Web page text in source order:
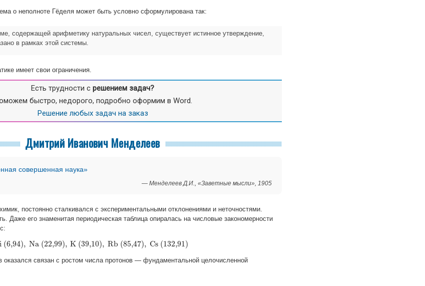
о неполноте Гёделя может быть условно сформулирована так:
содержащей арифметику натуральных чисел, существует истинное утверждение,
в рамках этой системы.
имеет свои ограничения.
Есть трудности с решением задач?
быстро, недорого, подробно оформим в Word.
Решение любых задач на заказ
Дмитрий Иванович Менделеев
совершенная наука»
— Менделеев Д.И., «Заветные мысли», 1905
постоянно сталкивался с экспериментальными отклонениями и неточностями.
Даже его знаменитая периодическая таблица опиралась на числовые закономерности
(6,94), Na (22,99), K (39,10), Rb (85,47), Cs (132,91)
Li (6,94), Na (22,99) , K (39,10), Rb (85,47), Cs (132,91)
оказался связан с ростом числа протонов — фундаментальной целочисленной